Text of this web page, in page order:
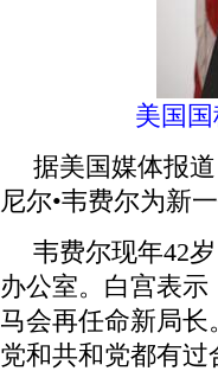
美国
据美国媒体报
尼尔•韦费尔为新
韦费尔现年42
办公室。白宫表
马会再任命新局
党和共和党都有